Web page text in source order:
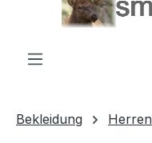
Bekleidung